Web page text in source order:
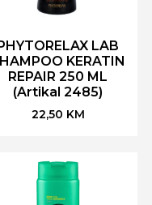
LAB
KERATIN
REPAIR 250 ML
(Artikal 2485)
22,50 KM